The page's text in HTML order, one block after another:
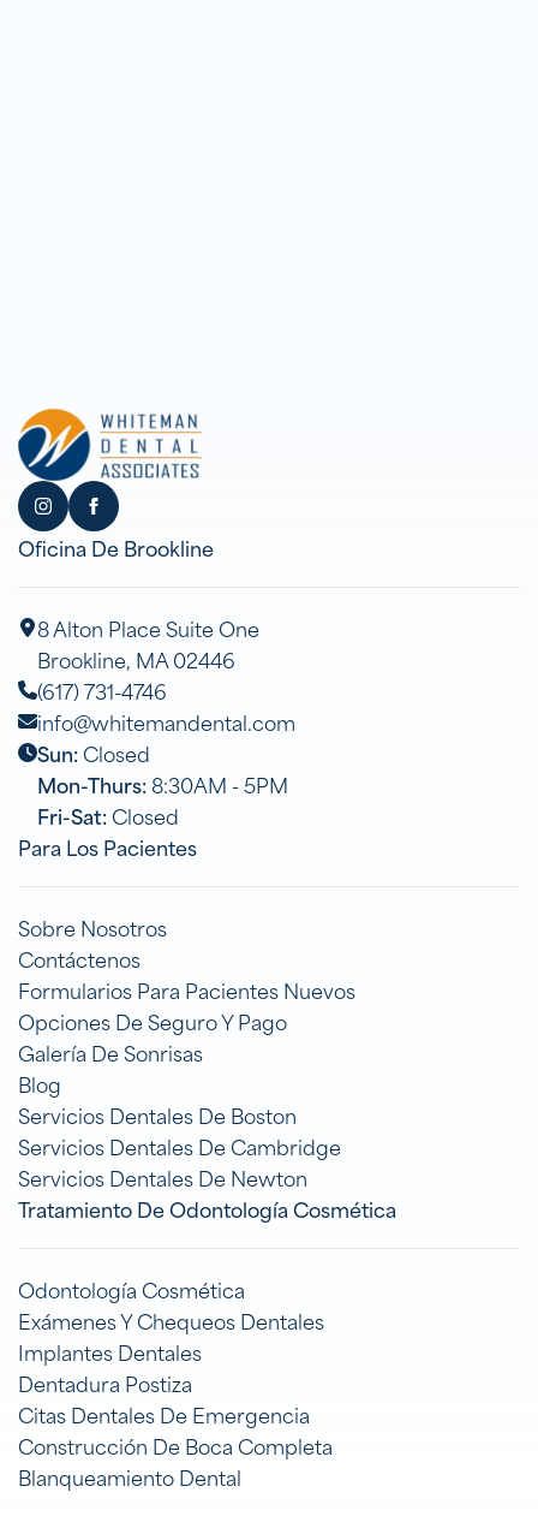
Oficina De Brookline
8 Alton Place Suite One
Brookline, MA 02446
(617) 731-4746
info@whitemandental.com
Sun:Closed
Mon-Thurs:8:30AM - 5PM
Fri-Sat:Closed
Para Los Pacientes
Sobre Nosotros
Contáctenos
Formularios Para Pacientes Nuevos
Opciones De Seguro Y Pago
Galería De Sonrisas
Blog
Servicios Dentales De Boston
Servicios Dentales De Cambridge
Servicios Dentales De Newton
Tratamiento De Odontología Cosmética
Odontología Cosmética
Exámenes Y Chequeos Dentales
Implantes Dentales
Dentadura Postiza
Citas Dentales De Emergencia
Construcción De Boca Completa
Blanqueamiento Dental